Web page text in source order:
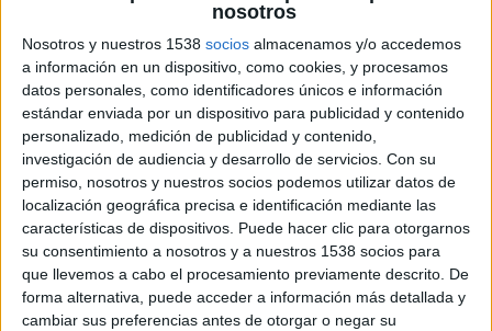
nosotros
Nosotros y nuestros 1538 socios almacenamos y/o accedemos
a información en un dispositivo, como cookies, y procesamos
datos personales, como identificadores únicos e información
estándar enviada por un dispositivo para publicidad y contenido
personalizado, medición de publicidad y contenido,
investigación de audiencia y desarrollo de servicios. Con su
permiso, nosotros y nuestros socios podemos utilizar datos de
localización geográfica precisa e identificación mediante las
características de dispositivos. Puede hacer clic para otorgarnos
su consentimiento a nosotros y a nuestros 1538 socios para
que llevemos a cabo el procesamiento previamente descrito. De
forma alternativa, puede acceder a información más detallada y
cambiar sus preferencias antes de otorgar o negar su
embassaments està supeditada a la periodicitat
d'aquesta estratificació. Si aquests períodes
canvies, "la nostra manera de gestionar i gaudir
de l'aigua dels llacs també ho haurà de fer", ha
afirmat Mercado.
Mentre dura aquesta estratificació, les capes
que estan aïllades de l'atmosfera van consumint
l'oxigen que hi ha, però quan no en queda, com
que la diferència de temperatura impedeix la
barreja de les aigües, no hi ha manera que